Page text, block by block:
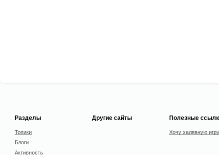
Разделы
Топики
Блоги
Активность
Другие сайты Полезные
Хочу халявную игру